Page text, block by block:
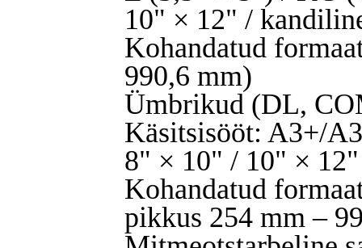
10" × 12" /
Kohandatud
990,6 mm)
Ümbrikud (DL,
Käsitsisööt: A3+/
8" × 10" / 10" ×
Kohandatud
pikkus 254 mm –